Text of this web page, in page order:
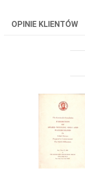
OPINIE KLIENTÓW